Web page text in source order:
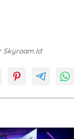
Skyroam.id